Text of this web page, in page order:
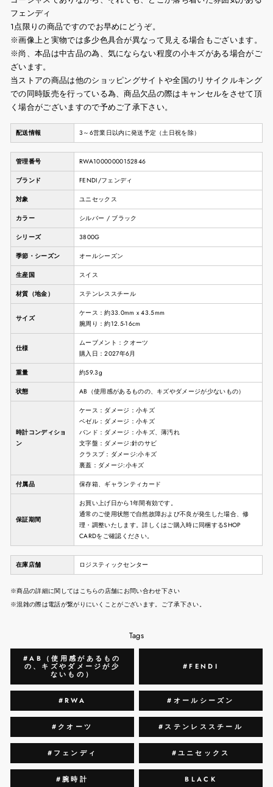
フェンディ
1点限りの商品ですのでお早めにどうぞ。
※画像上と実物では多少色具合が異なって見える場合もございます。
※尚、本品は中古品の為、気にならない程度の小キズがある場合がご
ざいます。
当ストアの商品は他のショッピングサイトや全国のリサイクルキング
での同時販売を行っている為、商品欠品の際はキャンセルをさせて頂
く場合がございますので予めご了承下さい。
配送情報 3～6営業日以内に発送予定（土日祝を除）
管理番号 RWA10000000152846
ブランド FENDI/フェンディ
対象 ユニセックス
カラー シルバー / ブラック
シリーズ 3800G
季節・シーズン オールシーズン
生産国 スイス
材質（地金） ステンレススチール
サイズ
ケース：約33.0mm x 43.5mm
腕周り：約12.5-16cm
仕様
ムーブメント：クオーツ
購入日：2027年6月
重量 約59.3g
状態 AB（使用感があるものの、キズやダメージが少ないもの）
時計コンディショ
ン
ケース：ダメージ：小キズ
ベゼル：ダメージ：小キズ
バンド：ダメージ：小キズ、薄汚れ
文字盤：ダメージ:針のサビ
クラスプ：ダメージ:小キズ
裏蓋：ダメージ:小キズ
付属品 保存箱、ギャランティカード
保証期間
お買い上げ日から1年間有効です。
通常のご使用状態で自然故障および不良が発生した場合、修
理・調整いたします。詳しくはご購入時に同梱するSHOP
CARDをご確認ください。
在庫店舗 ロジスティックセンター
※商品の詳細に関してはこちらの店舗にお問い合わせ下さい
※混雑の際は電話が繋がりにいくことがございます。ご了承下さい。
Tags
#AB（使用感があるもの
の、キズやダメージが少
ないもの）
#FENDI
#RWA #オールシーズン
#クオーツ #ステンレススチール
#フェンディ #ユニセックス
#腕時計 BLACK